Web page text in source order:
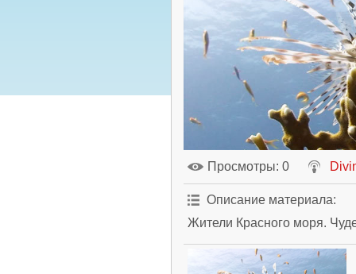
Просмотры: 0
Описание материала:
Жители Красного моря.